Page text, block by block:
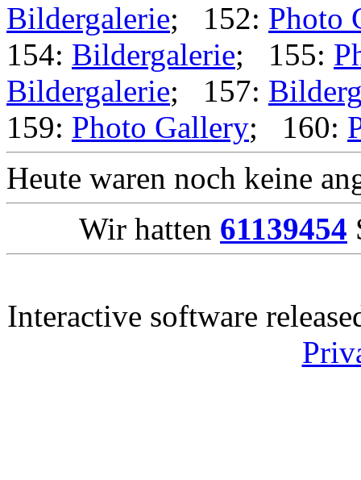
Bildergalerie; 152: Photo
154: Bildergalerie; 155:
Bildergalerie; 157:
159: Photo Gallery; 160:
Heute waren noch keine
Wir hatten 61139454
Interactive software